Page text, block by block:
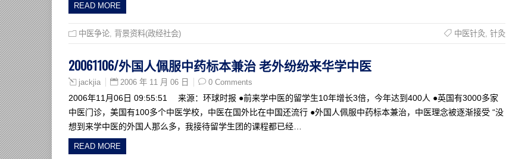
READ MORE
中医争论 背景资料(政经社会) 中医针灸, 针灸
20061106/外国人佩服中药标本兼治 老外纷纷来华学中医
jackjia 2006 年 11 月 06 日 0 Comments
2006年11月06日 09:55:51 来源：环球时报 ●前来学中医的留学生10年增长3倍，今年达到400人 ●英国有3000多家
中医门诊，美国有100多个中医学校，中医在国外比在中国还流行 ●外国人佩服中药标本兼治，中医理念被逐渐接受 “没
想到来学中医的外国人那么多，我接待留学生团的课程都已经…
READ MORE